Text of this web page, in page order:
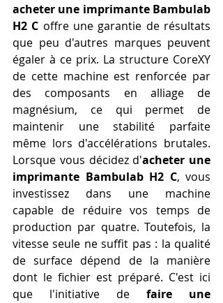
acheter une imprimante Bambulab
H2 C offre une garantie de résultats
que peu d'autres marques peuvent
égaler à ce prix. La structure CoreXY
de cette machine est renforcée par
des composants en alliage de
magnésium, ce qui permet de
maintenir une stabilité parfaite
même lors d'accélérations brutales.
Lorsque vous décidez d'acheter une
imprimante Bambulab H2 C, vous
investissez dans une machine
capable de réduire vos temps de
production par quatre. Toutefois, la
vitesse seule ne suffit pas : la qualité
de surface dépend de la manière
dont le fichier est préparé. C'est ici
que l'initiative de faire une